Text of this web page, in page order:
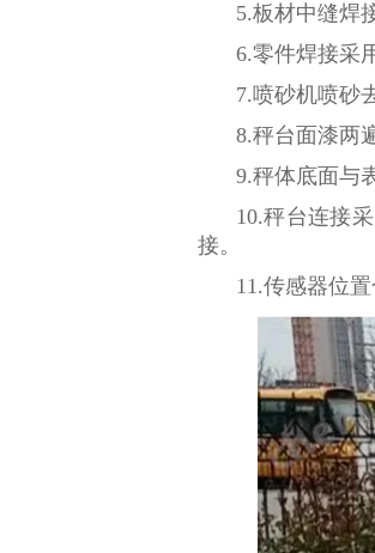
5.板材中缝焊
6.零件焊接采
7.喷砂机喷砂
8.秤台面漆两
9.秤体底面与
10.秤台连接
接。
11.传感器位